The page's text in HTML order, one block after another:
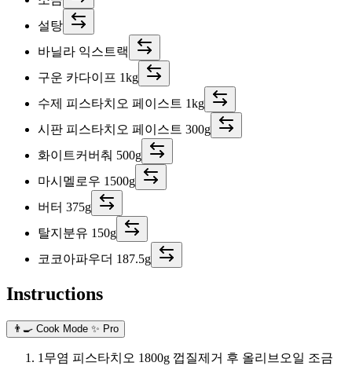
설탕
바닐라 익스트랙
구운 카다이프 1kg
수제 피스타치오 페이스트 1kg
시판 피스타치오 페이스트 300g
화이트커버춰 500g
마시멜로우 1500g
버터 375g
탈지분유 150g
코코아파우더 187.5g
Instructions
👨‍🍳 Cook Mode ✨ Pro
1 무염 피스타치오 1800g 껍질제거 후 올리브오일 조금